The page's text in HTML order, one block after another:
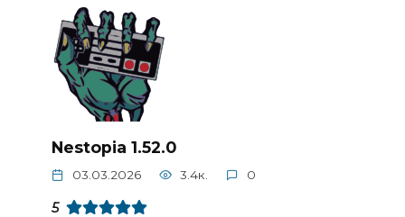
Nestopia 1.52.0
03.03.2026 3.4к. 0
5